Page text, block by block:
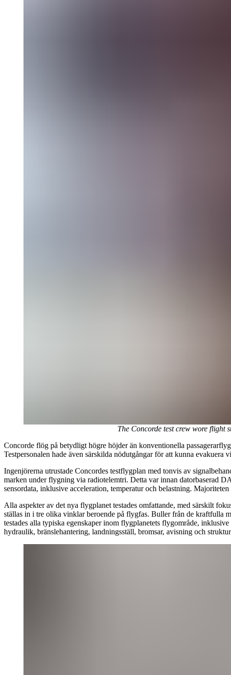
The Concorde test crew wore flight
Concorde flög på betydligt högre höjder än konventionella
Testpersonalen hade även särskilda nödutgångar för att kunna evakuera
Ingenjörerna utrustade Concordes testflygplan med tonvis av
marken under flygning via radiotelemtri. Detta var innan datorbaserad
sensordata, inklusive acceleration, temperatur och belastning.
Alla aspekter av det nya flygplanet testades omfattande, med särskilt
ställas in i tre olika vinklar beroende på flygfas. Buller från de kraftfulla
testades alla typiska egenskaper inom flygplanetets flygområde,
hydraulik, bränslehantering, landningsställ, bromsar, avisning och